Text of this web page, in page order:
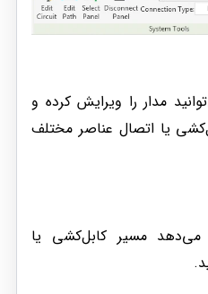
مدار را ویرایش کرده و
یا اتصال عناصر مختلف
می‌دهد مسیر کابل‌کشی یا